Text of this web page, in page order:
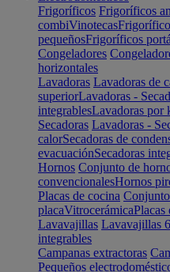
Frigoríficos Frigoríficos
combiVinotecas
pequeñosFrigoríficos
Congeladores
horizontales
Lavadoras Lavadoras de
superiorLavadoras -
integrablesLavadoras por
Secadoras Lavadoras -
calorSecadoras de
evacuaciónSecadoras
Hornos Conjunto de
convencionalesHornos
Placas de cocina
placaVitrocerámicaPlacas
Lavavajillas Lavavajillas
integrables
Campanas extractoras
Pequeños